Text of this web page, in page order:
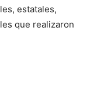
estatales,
que realizaron